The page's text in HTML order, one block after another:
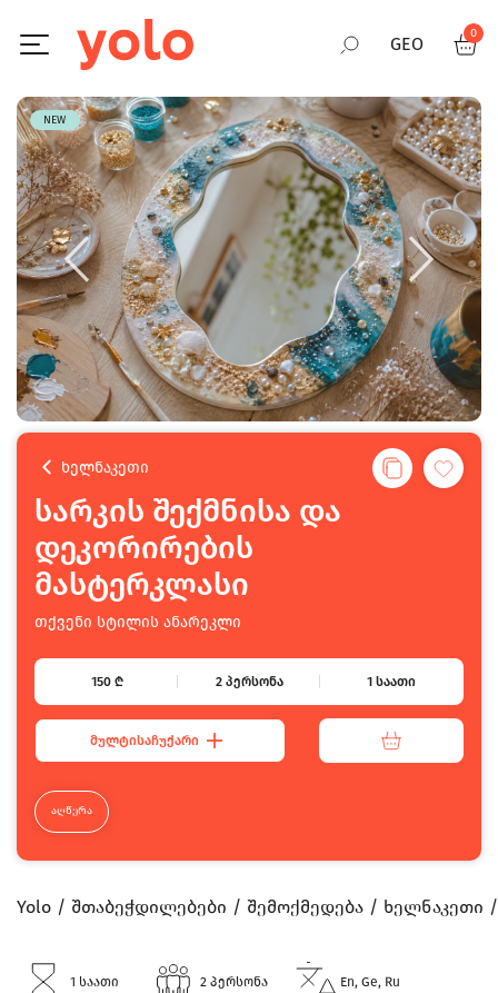
GEO
RUS
ENG
0
NEW
ხელნაკეთი
სარკის შექმნისა და
დეკორირების
მასტერკლასი
თქვენი სტილის ანარეკლი
150₾ 2 პერსონა 1 საათი
ᲛᲣᲚᲢᲘᲡᲐᲩᲣᲥᲐᲠᲘ
ᲐᲦᲬᲔᲠᲐ
Yolo შთაბეჭდილებები შემოქმედება ხელნაკეთი
1 საათი 2 პერსონა En, Ge, Ru